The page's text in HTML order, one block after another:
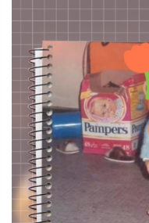
搜
閣
寺
廟